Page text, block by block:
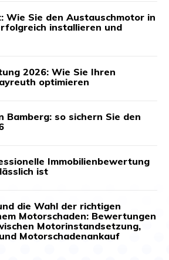
Wie Sie den Austauschmotor in
installieren und
2026: Wie Sie Ihren
optimieren
Bamberg: so sichern Sie den
Immobilienbewertung
ist
die Wahl der richtigen
Motorschaden: Bewertungen
Motorinstandsetzung,
Motorschadenankauf